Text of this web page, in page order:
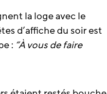
la loge avec le
d’affiche du soir est
: “À vous de faire